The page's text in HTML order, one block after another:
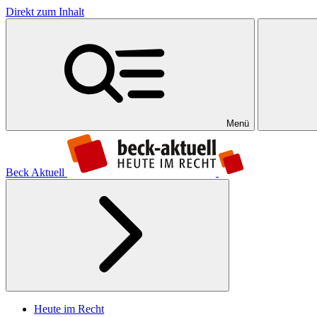
Direkt zum Inhalt
Menü
Beck Aktuell
Heute im Recht